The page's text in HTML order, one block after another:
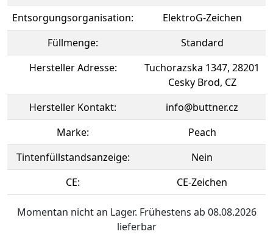
Entsorgungsorganisation:
ElektroG-Zeichen
Füllmenge:
Standard
Hersteller Adresse:
Tuchorazska 1347, 28201
Cesky Brod, CZ
Hersteller Kontakt:
info@buttner.cz
Marke:
Peach
Tintenfüllstandsanzeige:
Nein
CE:
CE-Zeichen
Momentan nicht an Lager. Frühestens ab 08.08.2026
lieferbar